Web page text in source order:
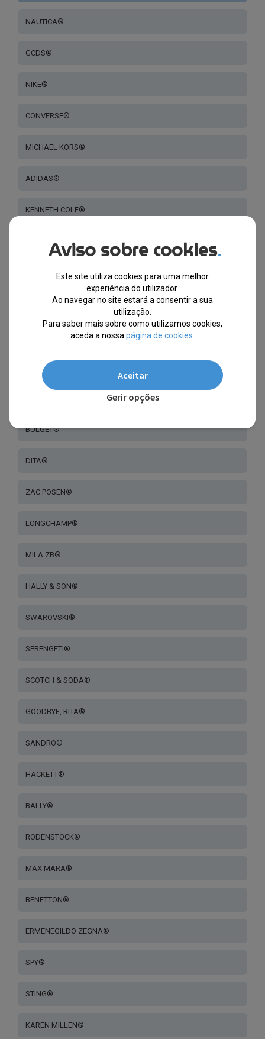
NAUTICA®
GCDS®
NIKE®
CONVERSE®
MICHAEL KORS®
ADIDAS®
KENNETH COLE®
CÉBÉ DESDE DE 1892 ® - ADULTO
CÉBÉ DESDE DE 1892® - CRIANÇA
REEBOK®
TOMMY HILFIGER®
BULGET®
DITA®
ZAC POSEN®
LONGCHAMP®
MILA.ZB®
HALLY & SON®
SWAROVSKI®
SERENGETI®
SCOTCH & SODA®
GOODBYE, RITA®
SANDRO®
HACKETT®
BALLY®
RODENSTOCK®
MAX MARA®
BENETTON®
ERMENEGILDO ZEGNA®
SPY®
STING®
KAREN MILLEN®
Aviso sobre cookies.
Este site utiliza cookies para uma melhor
experiência do utilizador.
Ao navegar no site estará a consentir a sua
utilização.
Para saber mais sobre como utilizamos cookies,
aceda a nossa página de cookies
Aceitar
Gerir opções